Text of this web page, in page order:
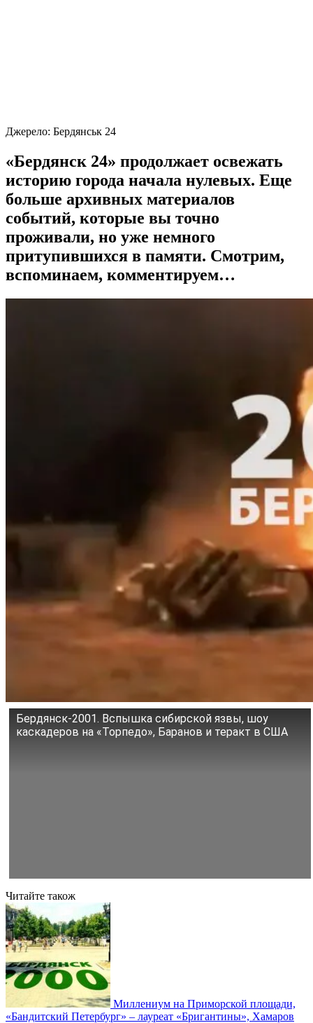
Джерело: Бердянськ 24
«Бердянск 24» продолжает освежать
историю города начала нулевых. Еще
больше архивных материалов
событий, которые вы точно
проживали, но уже немного
притупившихся в памяти. Смотрим,
вспоминаем, комментируем…
Бердянск-2001. Вспышка сибирской язвы, шоу
каскадеров на «Торпедо», Баранов и теракт в США
Читайте також
Миллениум на Приморской площади,
«Бандитский Петербург» – лауреат «Бригантины», Хамаров